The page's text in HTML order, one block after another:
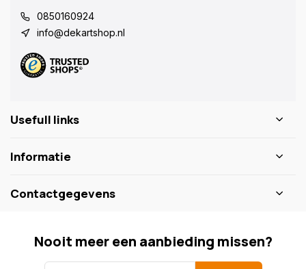
0850160924
info@dekartshop.nl
Usefull links
Informatie
Contactgegevens
Nooit meer een aanbieding missen?